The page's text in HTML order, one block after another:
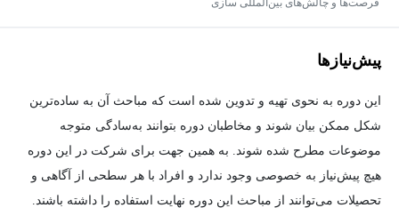
فرصت‌ها و چالش‌های بین‌المللی سازی
پیش‌نیاز‌ها
این دوره به نحوی تهیه و تدوین شده است که مباحث آن به ساده‌ترین
شکل ممکن بیان شوند و مخاطبان دوره بتوانند به‌سادگی متوجه
موضوعات مطرح شده شوند. به همین جهت برای شرکت در این دوره
هیچ پیش‌نیاز به خصوصی وجود ندارد و افراد با هر سطحی از آگاهی و
تحصیلات می‌توانند از مباحث این دوره نهایت استفاده را داشته باشند.